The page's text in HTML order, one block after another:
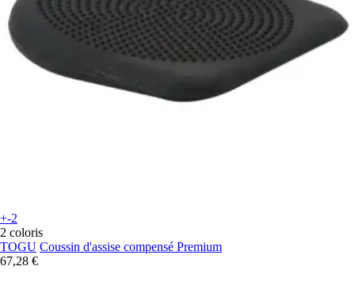
+-2
2 coloris
TOGU Coussin d'assise compensé Premium
67,28 €